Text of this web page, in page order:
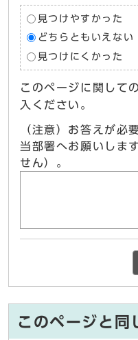
見つけやすかった
どちらともいえない
見つけにくかった
このページに関して
入ください。
（注意）お答えが必
当部署へお願いしま
せん）。
このページと同